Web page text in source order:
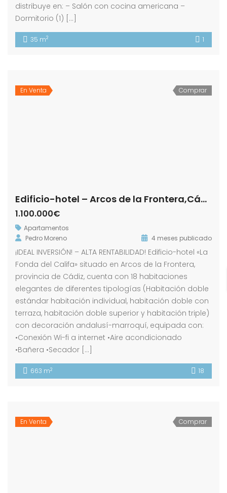
distribuye en: – Salón con cocina americana –
Dormitorio (1) […]
35 m2 1
En Venta Comprar
Edificio-hotel – Arcos de la Frontera,Cádiz
1.100.000€
Apartamentos
Pedro Moreno
4 meses publicado
¡IDEAL INVERSIÓN! – ALTA RENTABILIDAD! Edificio-hotel «La
Fonda del Califa» situado en Arcos de la Frontera,
provincia de Cádiz, cuenta con 18 habitaciones
elegantes de diferentes tipologías (Habitación doble
estándar habitación individual, habitación doble con
terraza, habitación doble superior y habitación triple)
con decoración andalusí-marroquí, equipada con:
•Conexión Wi-fi a internet •Aire acondicionado
•Bañera •Secador […]
663 m2 18
En Venta Comprar